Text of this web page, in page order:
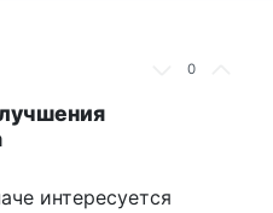
0
интересуется